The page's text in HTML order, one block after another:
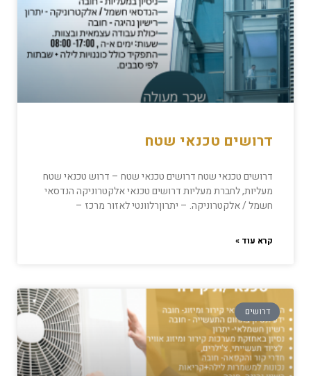
דרושים טכנאי שטח
דרושים טכנאי שטח דרושים טכנאי שטח – דרוש טכנאי שטח
מעליות, לחברת מעליות דרושים טכנאי אלקטרוניקה הנדסאי
חשמל / אלקטרוניקה. – יתרוןרלוונטי לאזור מרכז –
קרא עוד »
דרושים